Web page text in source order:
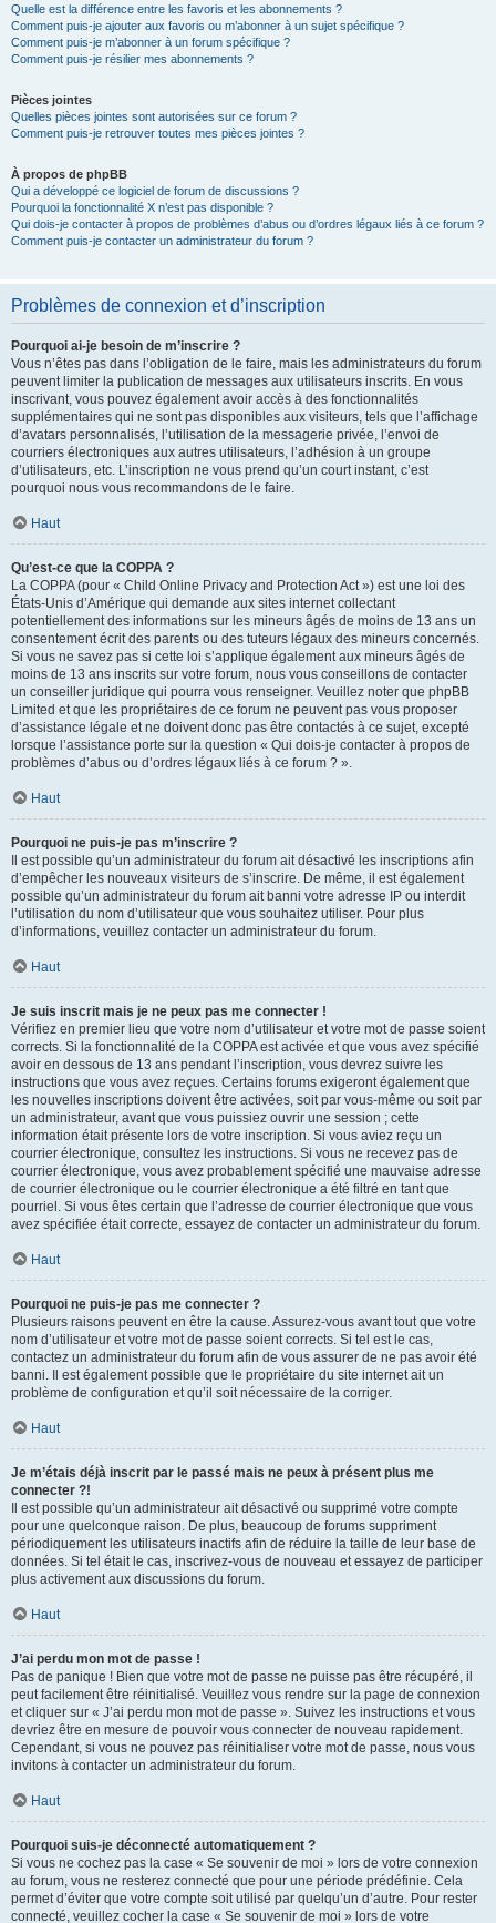
Quelle est la différence entre les favoris et les abonnements ?
Comment puis-je ajouter aux favoris ou m’abonner à un sujet spécifique ?
Comment puis-je m’abonner à un forum spécifique ?
Comment puis-je résilier mes abonnements ?
Pièces jointes
Quelles pièces jointes sont autorisées sur ce forum ?
Comment puis-je retrouver toutes mes pièces jointes ?
À propos de phpBB
Qui a développé ce logiciel de forum de discussions ?
Pourquoi la fonctionnalité X n’est pas disponible ?
Qui dois-je contacter à propos de problèmes d’abus ou d’ordres légaux liés à ce forum ?
Comment puis-je contacter un administrateur du forum ?
Problèmes de connexion et d’inscription
Pourquoi ai-je besoin de m’inscrire ?
Vous n’êtes pas dans l’obligation de le faire, mais les administrateurs du forum
peuvent limiter la publication de messages aux utilisateurs inscrits. En vous
inscrivant, vous pouvez également avoir accès à des fonctionnalités
supplémentaires qui ne sont pas disponibles aux visiteurs, tels que l’affichage
d’avatars personnalisés, l’utilisation de la messagerie privée, l’envoi de
courriers électroniques aux autres utilisateurs, l’adhésion à un groupe
d’utilisateurs, etc. L’inscription ne vous prend qu’un court instant, c’est
pourquoi nous vous recommandons de le faire.
Haut
Qu’est-ce que la COPPA ?
La COPPA (pour « Child Online Privacy and Protection Act ») est une loi des
États-Unis d’Amérique qui demande aux sites internet collectant
potentiellement des informations sur les mineurs âgés de moins de 13 ans un
consentement écrit des parents ou des tuteurs légaux des mineurs concernés.
Si vous ne savez pas si cette loi s’applique également aux mineurs âgés de
moins de 13 ans inscrits sur votre forum, nous vous conseillons de contacter
un conseiller juridique qui pourra vous renseigner. Veuillez noter que phpBB
Limited et que les propriétaires de ce forum ne peuvent pas vous proposer
d’assistance légale et ne doivent donc pas être contactés à ce sujet, excepté
lorsque l’assistance porte sur la question « Qui dois-je contacter à propos de
problèmes d’abus ou d’ordres légaux liés à ce forum ? ».
Haut
Pourquoi ne puis-je pas m’inscrire ?
Il est possible qu’un administrateur du forum ait désactivé les inscriptions afin
d’empêcher les nouveaux visiteurs de s’inscrire. De même, il est également
possible qu’un administrateur du forum ait banni votre adresse IP ou interdit
l’utilisation du nom d’utilisateur que vous souhaitez utiliser. Pour plus
d’informations, veuillez contacter un administrateur du forum.
Haut
Je suis inscrit mais je ne peux pas me connecter !
Vérifiez en premier lieu que votre nom d’utilisateur et votre mot de passe soient
corrects. Si la fonctionnalité de la COPPA est activée et que vous avez spécifié
avoir en dessous de 13 ans pendant l’inscription, vous devrez suivre les
instructions que vous avez reçues. Certains forums exigeront également que
les nouvelles inscriptions doivent être activées, soit par vous-même ou soit par
un administrateur, avant que vous puissiez ouvrir une session ; cette
information était présente lors de votre inscription. Si vous aviez reçu un
courrier électronique, consultez les instructions. Si vous ne recevez pas de
courrier électronique, vous avez probablement spécifié une mauvaise adresse
de courrier électronique ou le courrier électronique a été filtré en tant que
pourriel. Si vous êtes certain que l’adresse de courrier électronique que vous
avez spécifiée était correcte, essayez de contacter un administrateur du forum.
Haut
Pourquoi ne puis-je pas me connecter ?
Plusieurs raisons peuvent en être la cause. Assurez-vous avant tout que votre
nom d’utilisateur et votre mot de passe soient corrects. Si tel est le cas,
contactez un administrateur du forum afin de vous assurer de ne pas avoir été
banni. Il est également possible que le propriétaire du site internet ait un
problème de configuration et qu’il soit nécessaire de la corriger.
Haut
Je m’étais déjà inscrit par le passé mais ne peux à présent plus me
connecter ?!
Il est possible qu’un administrateur ait désactivé ou supprimé votre compte
pour une quelconque raison. De plus, beaucoup de forums suppriment
périodiquement les utilisateurs inactifs afin de réduire la taille de leur base de
données. Si tel était le cas, inscrivez-vous de nouveau et essayez de participer
plus activement aux discussions du forum.
Haut
J’ai perdu mon mot de passe !
Pas de panique ! Bien que votre mot de passe ne puisse pas être récupéré, il
peut facilement être réinitialisé. Veuillez vous rendre sur la page de connexion
et cliquer sur « J’ai perdu mon mot de passe ». Suivez les instructions et vous
devriez être en mesure de pouvoir vous connecter de nouveau rapidement.
Cependant, si vous ne pouvez pas réinitialiser votre mot de passe, nous vous
invitons à contacter un administrateur du forum.
Haut
Pourquoi suis-je déconnecté automatiquement ?
Si vous ne cochez pas la case « Se souvenir de moi » lors de votre connexion
au forum, vous ne resterez connecté que pour une période prédéfinie. Cela
permet d’éviter que votre compte soit utilisé par quelqu’un d’autre. Pour rester
connecté, veuillez cocher la case « Se souvenir de moi » lors de votre